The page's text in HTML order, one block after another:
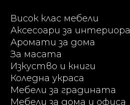
Висок клас мебели
Аксесоари за интериора
Аромати за дома
За масата
Изкуство и книги
Коледна украса
Мебели за градината
Мебели за дома и офиса